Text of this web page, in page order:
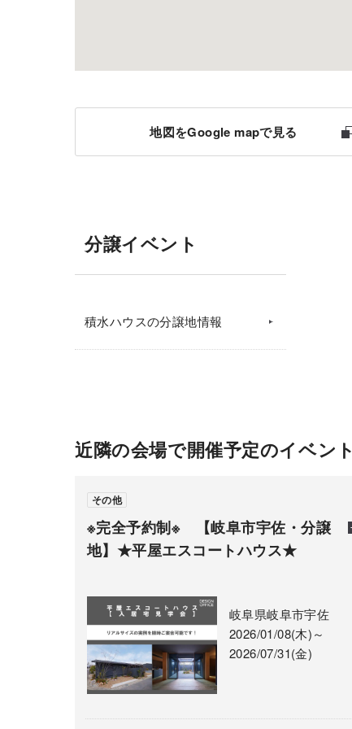
地図をGoogle mapで見る
分譲イベント
積水ハウスの分譲地情報
近隣の会場で開催予定のイベント
※完全予約制※ 【岐阜市宇佐・分譲
地】★平屋エスコートハウス★
その他
岐阜県岐阜市宇佐
2026/01/08(木)～
2026/07/31(金)